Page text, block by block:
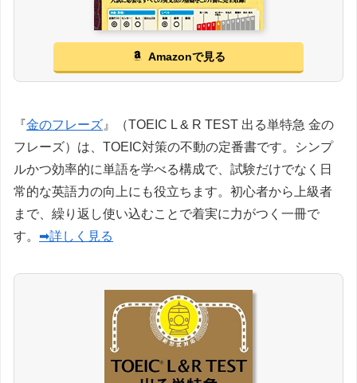
Amazonで見る
『金のフレーズ 』（TOEIC L & R TEST 出る単特急 金の
フレーズ）は、TOEIC対策の不動の定番書です。シンプ
ルかつ効率的に単語を学べる構成で、試験だけでなく日
常的な英語力の向上にも役立ちます。初心者から上級者
まで、繰り返し使い込むことで着実に力がつく一冊で
す。 ➡詳しく見る